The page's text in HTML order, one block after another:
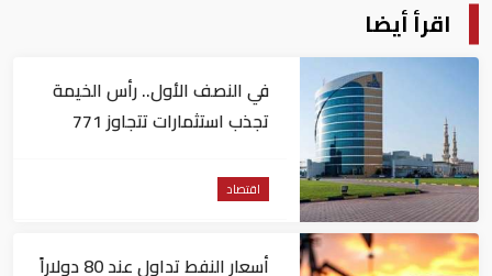
اقرأ أيضا
في النصف الأول.. رأس الخيمة
تجذب استثمارات تتجاوز 771
اقتصاد
أسعار النفط تداول عند 80 دولاراً